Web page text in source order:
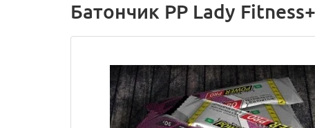
Батончик PP Lady